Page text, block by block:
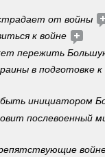
от войны
к войне
пережить
в подготовке
инициатором
послевоенный